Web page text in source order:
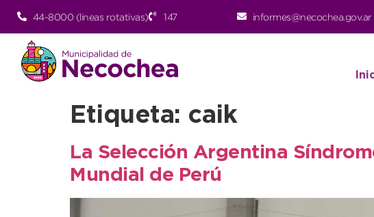
44-8000 (lineas rotativas) 147 informes@necochea.gov.ar
Etiqueta: caik
La Selección Argentina
Mundial de Perú